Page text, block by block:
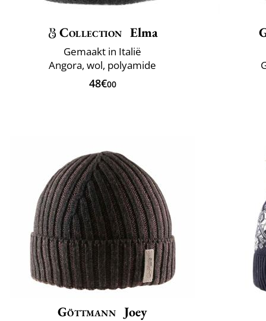
Collection Elma
Gemaakt in Italië
Angora, wol, polyamide
48€00
Göttmann Joey